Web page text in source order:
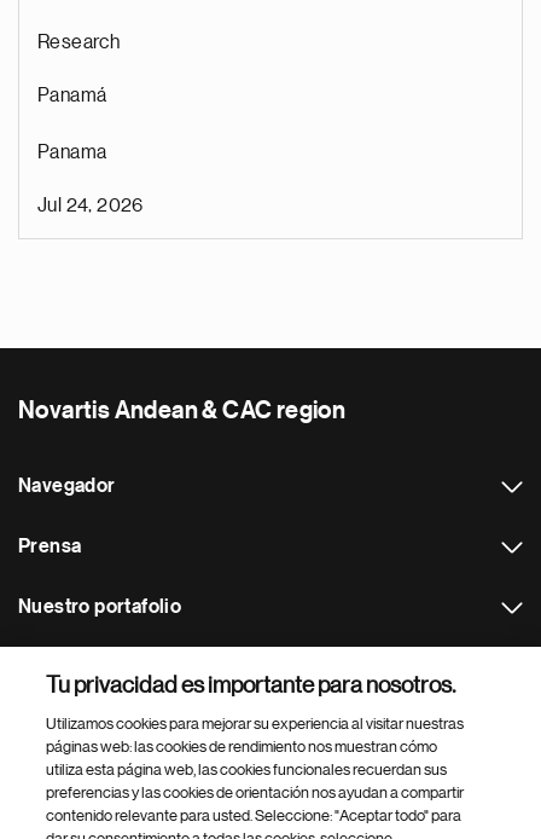
Research
Panamá
Panama
Jul 24, 2026
Novartis Andean & CAC region
Navegador
Prensa
Nuestro portafolio
Footer Site Search
Tu privacidad es importante para nosotros.
Utilizamos cookies para mejorar su experiencia al visitar nuestras
páginas web: las cookies de rendimiento nos muestran cómo
utiliza esta página web, las cookies funcionales recuerdan sus
preferencias y las cookies de orientación nos ayudan a compartir
contenido relevante para usted. Seleccione: "Aceptar todo" para